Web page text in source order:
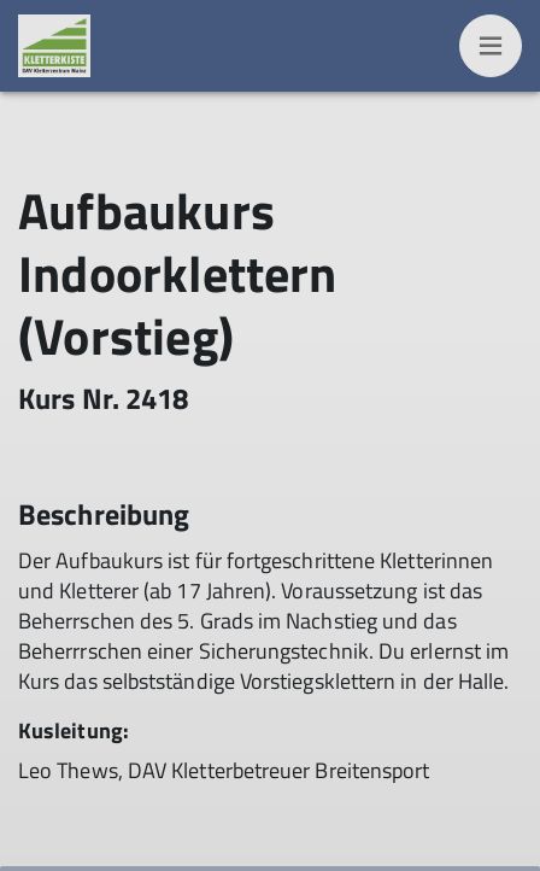
Aufbaukurs
Indoorklettern
(Vorstieg)
Kurs Nr. 2418
Beschreibung
Der Aufbaukurs ist für fortgeschrittene Kletterinnen
und Kletterer (ab 17 Jahren). Voraussetzung ist das
Beherrschen des 5. Grads im Nachstieg und das
Beherrrschen einer Sicherungstechnik. Du erlernst im
Kurs das selbstständige Vorstiegsklettern in der Halle.
Kusleitung:
Leo Thews, DAV Kletterbetreuer Breitensport